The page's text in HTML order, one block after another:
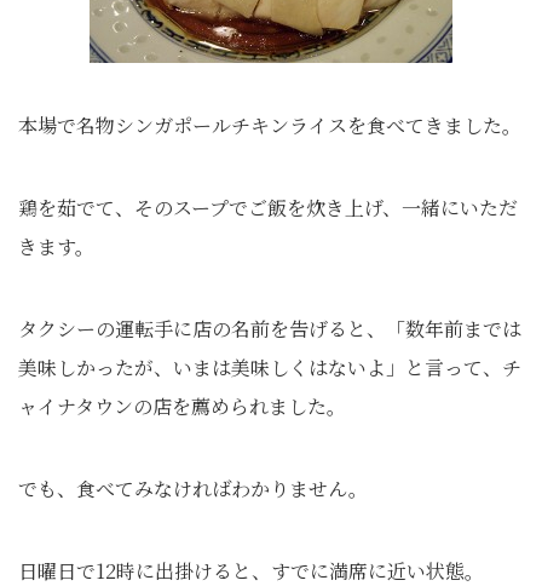
本場で名物シンガポールチキンライスを食べてきました。
鶏を茹でて、そのスープでご飯を炊き上げ、一緒にいただ
きます。
タクシーの運転手に店の名前を告げると、「数年前までは
美味しかったが、いまは美味しくはないよ」と言って、チ
ャイナタウンの店を薦められました。
でも、食べてみなければわかりません。
日曜日で12時に出掛けると、すでに満席に近い状態。